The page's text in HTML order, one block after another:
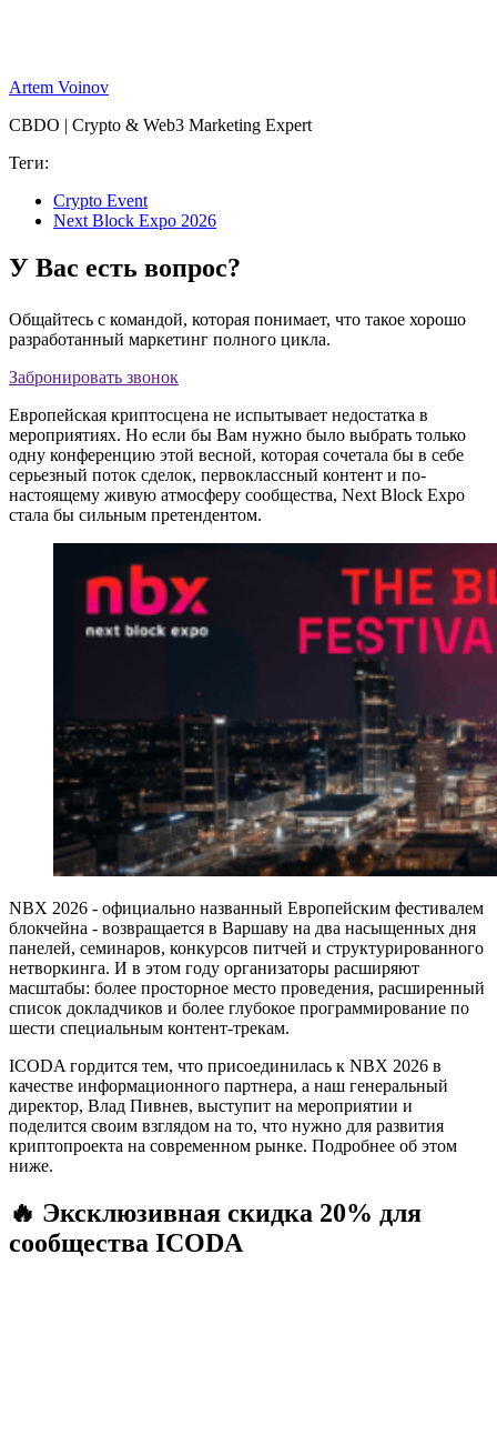
Artem Voinov
CBDO | Crypto & Web3 Marketing Expert
Теги:
Crypto Event
Next Block Expo 2026
У Вас есть вопрос?
Общайтесь с командой, которая понимает, что такое хорошо
разработанный маркетинг полного цикла.
Забронировать звонок
Европейская криптосцена не испытывает недостатка в
мероприятиях. Но если бы Вам нужно было выбрать только
одну конференцию этой весной, которая сочетала бы в себе
серьезный поток сделок, первоклассный контент и по-
настоящему живую атмосферу сообщества, Next Block Expo
стала бы сильным претендентом.
NBX 2026 - официально названный Европейским фестивалем
блокчейна - возвращается в Варшаву на два насыщенных дня
панелей, семинаров, конкурсов питчей и структурированного
нетворкинга. И в этом году организаторы расширяют
масштабы: более просторное место проведения, расширенный
список докладчиков и более глубокое программирование по
шести специальным контент-трекам.
ICODA гордится тем, что присоединилась к NBX 2026 в
качестве информационного партнера, а наш генеральный
директор, Влад Пивнев, выступит на мероприятии и
поделится своим взглядом на то, что нужно для развития
криптопроекта на современном рынке. Подробнее об этом
ниже.
🔥 Эксклюзивная скидка 20% для
сообщества ICODA